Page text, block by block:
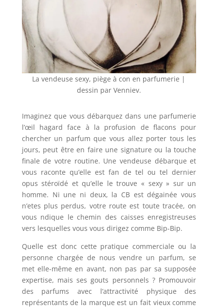
La vendeuse sexy, piège à con en parfumerie |
dessin par Venniev.
Imaginez que vous débarquez dans une parfumerie
l’œil hagard face à la profusion de flacons pour
chercher un parfum que vous allez porter tous les
jours, peut être en faire une signature ou la touche
finale de votre routine. Une vendeuse débarque et
vous raconte qu’elle est fan de tel ou tel dernier
opus stéroïdé et qu’elle le trouve « sexy » sur un
homme. Ni une ni deux, la CB est dégainée vous
n’etes plus perdus, votre route est toute tracée, on
vous ndique le chemin des caisses enregistreuses
vers lesquelles vous vous dirigez comme Bip-Bip.
Quelle est donc cette pratique commerciale ou la
personne chargée de nous vendre un parfum, se
met elle-même en avant, non pas par sa supposée
expertise, mais ses gouts personnels ? Promouvoir
des parfums avec l’attractivité physique des
représentants de la marque est un fait vieux comme